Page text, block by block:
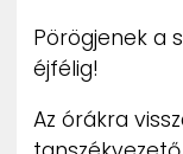
Pörögjenek a
éjfélig!
Az órákra